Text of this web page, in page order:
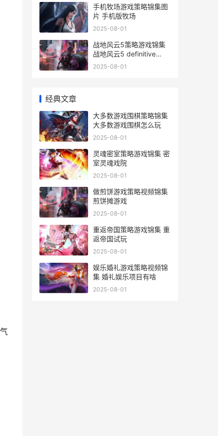
手机牧场游戏策略锦集图
片 手机版牧场
2025-08-01
战地风云5策略游戏锦集
战地风云5 definitive
edition
2025-08-01
经典文章
大多数游戏围棋策略锦集
大多数游戏围棋怎么玩
2025-08-01
灵魂密室策略游戏锦集 密
室灵魂戏院
2025-08-01
做煎饼游戏策略视频锦集
煎饼摊游戏
2025-08-01
重返帝国策略游戏锦集 重
返帝国试玩
2025-08-01
娱乐婚礼游戏策略视频锦
集 婚礼娱乐项目有啥
2025-08-01